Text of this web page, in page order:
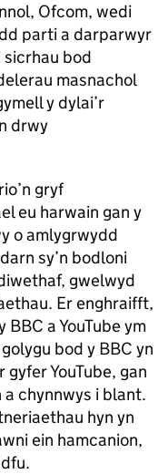
Ofcom, wedi
parti a darparwyr
sicrhau bod
masnachol
y dylai’r
drwy
gryf
eu harwain gan y
o amlygrwydd
sy’n bodloni
gwelwyd
Er enghraifft,
a YouTube ym
bod y BBC yn
YouTube, gan
chynnwys i blant.
hyn yn
ein hamcanion,